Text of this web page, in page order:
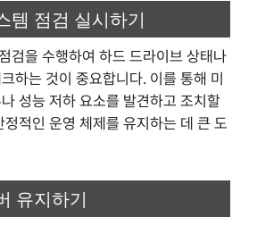
템 점검 실시하기
검을 수행하여 하드 드라이브 상태나
하는 것이 중요합니다. 이를 통해 미
성능 저하 요소를 발견하고 조치할
적인 운영 체제를 유지하는 데 큰 도
유지하기